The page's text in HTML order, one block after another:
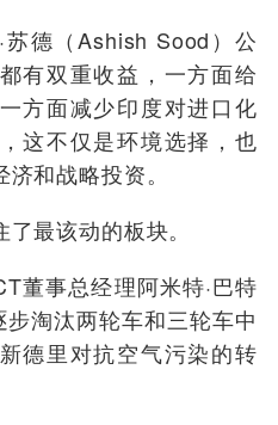
德（Ashish Sood）公
有双重收益，一方面给
方面减少印度对进口化
这不仅是环境选择，也
和战略投资。
最该动的板块。
董事总经理阿米特·巴特
步淘汰两轮车和三轮车中
德里对抗空气污染的转